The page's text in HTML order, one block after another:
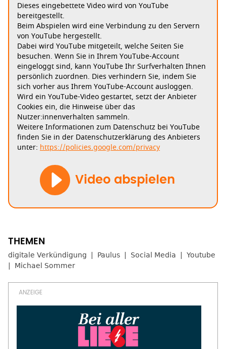
Dieses eingebettete Video wird von YouTube
bereitgestellt.
Beim Abspielen wird eine Verbindung zu den Servern
von YouTube hergestellt.
Dabei wird YouTube mitgeteilt, welche Seiten Sie
besuchen. Wenn Sie in Ihrem YouTube-Account
eingeloggt sind, kann YouTube Ihr Surfverhalten Ihnen
persönlich zuordnen. Dies verhindern Sie, indem Sie
sich vorher aus Ihrem YouTube-Account ausloggen.
Wird ein YouTube-Video gestartet, setzt der Anbieter
Cookies ein, die Hinweise über das
Nutzer:innenverhalten sammeln.
Weitere Informationen zum Datenschutz bei YouTube
finden Sie in der Datenschutzerklärung des Anbieters
unter: https://policies.google.com/privacy
Video abspielen
digitale Verkündigung Paulus Social Media
Youtube
Michael Sommer